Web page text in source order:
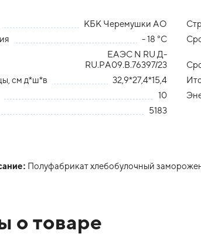
КБК Черемушки АО
- 18 °С
ЕАЭС N RU Д-
RU.PA09.B.76397/23
см д*ш*в
32,9*27,4*15,4
10
5183
Полуфабрикат хлебобулочный
о товаре